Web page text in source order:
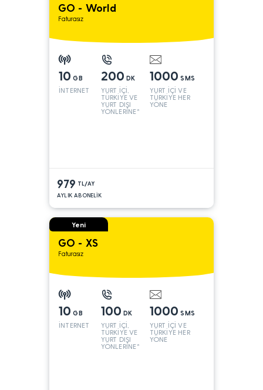
GO - World
Faturasız
10 GB
İNTERNET
200 DK
YURT İÇİ,
TÜRKİYE VE
YURT DIŞI
YÖNLERİNE*
1000 SMS
YURT İÇİ VE
TÜRKİYE HER
YÖNE
979 TL/AY
AYLIK ABONELİK
Yeni
GO - XS
Faturasız
10 GB
İNTERNET
100 DK
YURT İÇİ,
TÜRKİYE VE
YURT DIŞI
YÖNLERİNE*
1000 SMS
YURT İÇİ VE
TÜRKİYE HER
YÖNE